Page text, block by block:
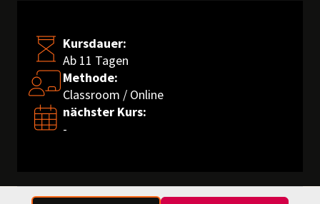
Kursdauer:
Ab 11 Tagen
Methode:
Classroom / Online
nächster Kurs:
-